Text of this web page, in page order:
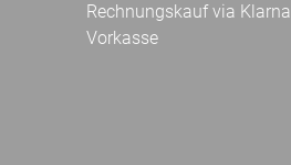
Rechnungskauf via Klarna
Vorkasse